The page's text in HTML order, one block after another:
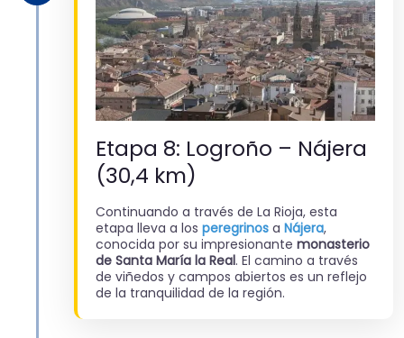
Etapa 8: Logroño – Nájera
(30,4 km)
Continuando a través de La Rioja, esta
etapa lleva a los peregrinos a Nájera,
conocida por su impresionante monasterio
de Santa María la Real. El camino a través
de viñedos y campos abiertos es un reflejo
de la tranquilidad de la región.